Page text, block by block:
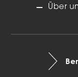
Über